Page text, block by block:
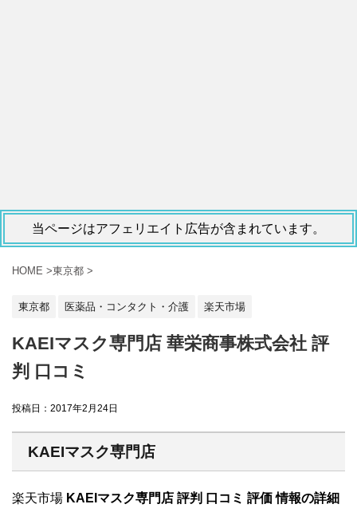
当ページはアフェリエイト広告が含まれています。
HOME >東京都 >
東京都 医薬品・コンタクト・介護 楽天市場
KAEIマスク専門店 華栄商事株式会社 評
判 口コミ
投稿日： 2017年2月24日
KAEIマスク専門店
楽天市場 KAEIマスク専門店 評判 口コミ 評価 情報の詳細